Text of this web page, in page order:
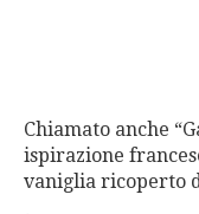
Chiamato anche
ispirazione
vaniglia ricoperto